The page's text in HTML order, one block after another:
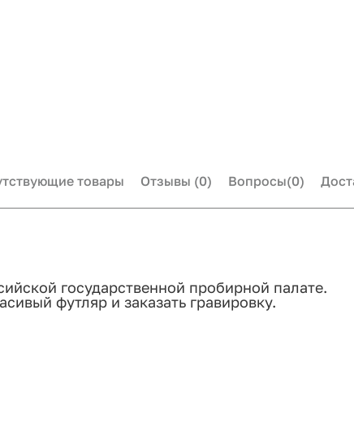
товары Отзывы (0) Вопросы(0)
государственной пробирной палате.
футляр и заказать гравировку.